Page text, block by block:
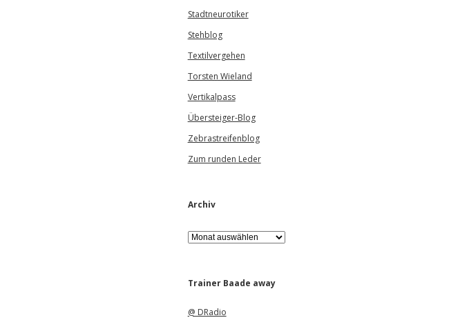
Stadtneurotiker
Stehblog
Textilvergehen
Torsten Wieland
Vertikalpass
Übersteiger-Blog
Zebrastreifenblog
Zum runden Leder
Archiv
A
r
iTrainer Baade away
@ DRadio